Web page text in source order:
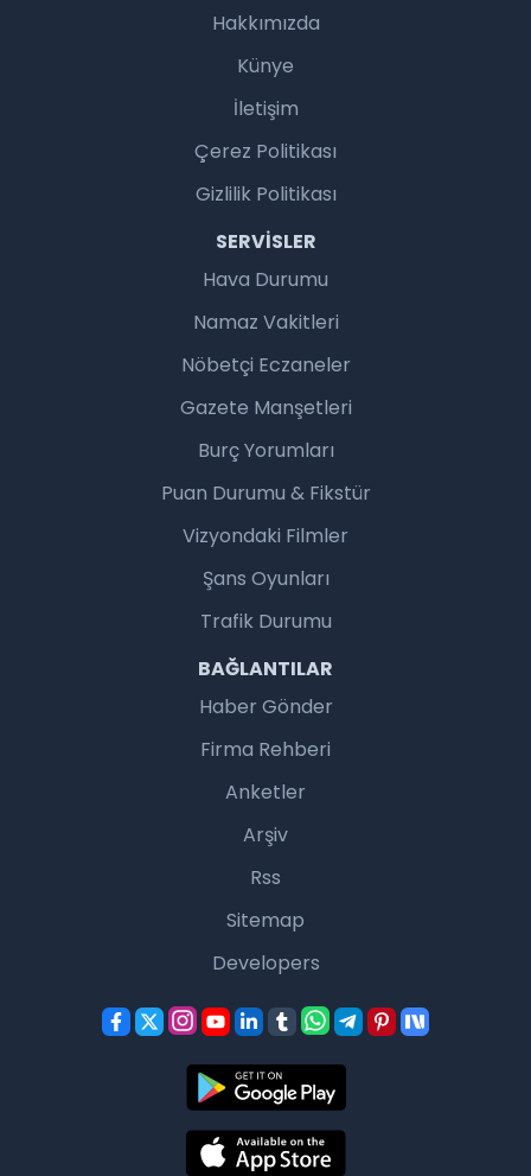
Hakkımızda
Künye
İletişim
Çerez Politikası
Gizlilik Politikası
SERVISLER
Hava Durumu
Namaz Vakitleri
Nöbetçi Eczaneler
Gazete Manşetleri
Burç Yorumları
Puan Durumu & Fikstür
Vizyondaki Filmler
Şans Oyunları
Trafik Durumu
BAĞLANTILAR
Haber Gönder
Firma Rehberi
Anketler
Arşiv
Rss
Sitemap
Developers